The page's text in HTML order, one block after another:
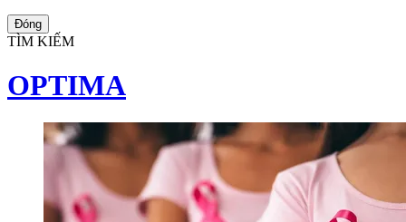
Đóng
TÌM KIẾM
OPTIMA